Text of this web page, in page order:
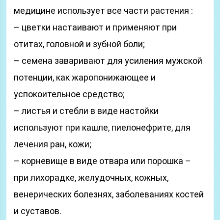
медицине использует все части растения :
– цветки настаивают и применяют при
отитах, головной и зубной боли;
– семена заваривают для усиления мужской
потенции, как жаропонижающее и
успокоительное средство;
– листья и стебли в виде настойки
используют при кашле, пиелонефрите, для
лечения ран, кожи;
– корневище в виде отвара или порошка –
при лихорадке, желудочных, кожных,
венерических болезнях, заболеваниях костей
и суставов.